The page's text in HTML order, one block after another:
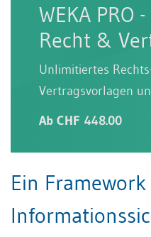
WEKA PRO
Recht &
Unlimitiertes
Vertragsvorlagen
Ab CHF 448.00
Ein